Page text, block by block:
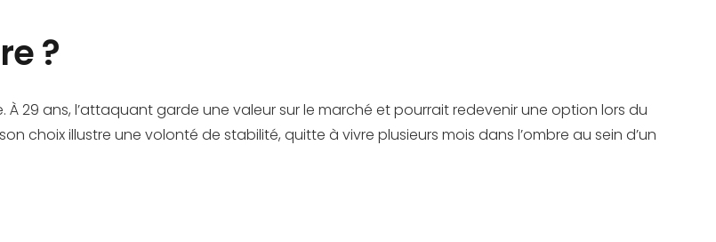
?
29 ans, l’attaquant garde une valeur sur le marché et pourrait redevenir une option lors du
choix illustre une volonté de stabilité, quitte à vivre plusieurs mois dans l’ombre au sein d’un